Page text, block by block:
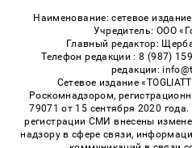
Наименование: сетевое
Учредитель: ООО
Главный редактор:
Телефон редакции : 8 (987)
редакции:
Сетевое издание
Роскомнадзором,
79071 от 15 сентября 2020
регистрации СМИ внесены
надзору в сфере связи,